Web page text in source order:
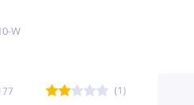
W
(1)